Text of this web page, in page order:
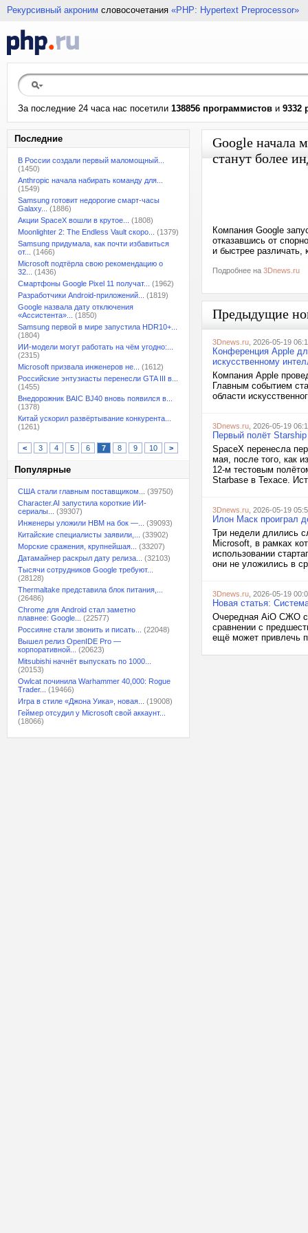
Рекурсивный акроним словосочетания «PHP: Hypertext Preprocessor»
За последние 24 часа нас посетили 138856 программистов и 9332
Последние
В России создали первый маломощный...
(1450)
Anthropic начала набирать команду для...
(1549)
Samsung готовит недорогие смарт-часы
Galaxy...
(1886)
Акции SpaceX вошли в крутое...
(1808)
Moonlighter 2: The Endless Vault скоро...
(1379)
Samsung придумала, как почти избавиться
от...
(1466)
Microsoft подтёрла свою рекомендацию о
32...
(1436)
Смартфоны Google Pixel 11 получат...
(1962)
Разработчики Android-приложений...
(1819)
Google назвала дату отключения
«Ассистента»...
(1850)
Samsung первой в мире запустила HDR10+...
(1804)
ИИ-модели могут работать на чём угодно:...
(2315)
Microsoft призвала инженеров не...
(1612)
Российские энтузиасты перенесли GTA III в...
(1455)
Внедорожник BAIC BJ40 вновь появился в...
(1378)
Китай ускорил развёртывание конкурента...
(1261)
< 3 4 5 6 7 8 9 10 >
Популярные
США стали главным поставщиком...
(39750)
Character.AI запустила короткие ИИ-
сериалы...
(39307)
Инженеры уложили HBM на бок —...
(39093)
Китайские специалисты заявили,...
(33902)
Морские сражения, крупнейшая...
(33207)
Датамайнер раскрыл дату релиза...
(32103)
Тысячи сотрудников Google требуют...
(28128)
Thermaltake представила блок питания,...
(26486)
Chrome для Android стал заметно
плавнее: Google...
(22577)
Россияне стали звонить и писать...
(22048)
Вышел релиз OpenIDE Pro —
корпоративной...
(20623)
Mitsubishi начнёт выпускать по 1000...
(20153)
Owlcat починила Warhammer 40,000: Rogue
Trader...
(19466)
Игра в стиле «Джона Уика», новая...
(19008)
Геймер отсудил у Microsoft свой аккаунт...
(18066)
Google начала
станут более
Компания Google
отказавшись от
и быстрее различать,
Подробнее на 3Dnews.ru
Предыдущие
3Dnews.ru , 2026-05-19
Конференция Apple
искусственному
Компания Apple
Главным событием
области
3Dnews.ru , 2026-05-19
Первый полёт
SpaceX перенесла
мая, после того, как
12-м тестовым
Starbase в Техасе.
3Dnews.ru , 2026-05-19
Илон Маск проиграл
Три недели длились
Microsoft, в рамках
использовании
они не уложились в
3Dnews.ru , 2026-05-19
Новая статья:
Очередная AiO СЖО с
сравнении с
ещё может привлечь